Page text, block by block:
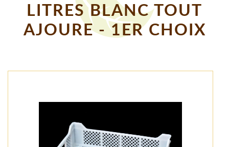
LITRES BLANC TOUT
AJOURE - 1ER CHOIX